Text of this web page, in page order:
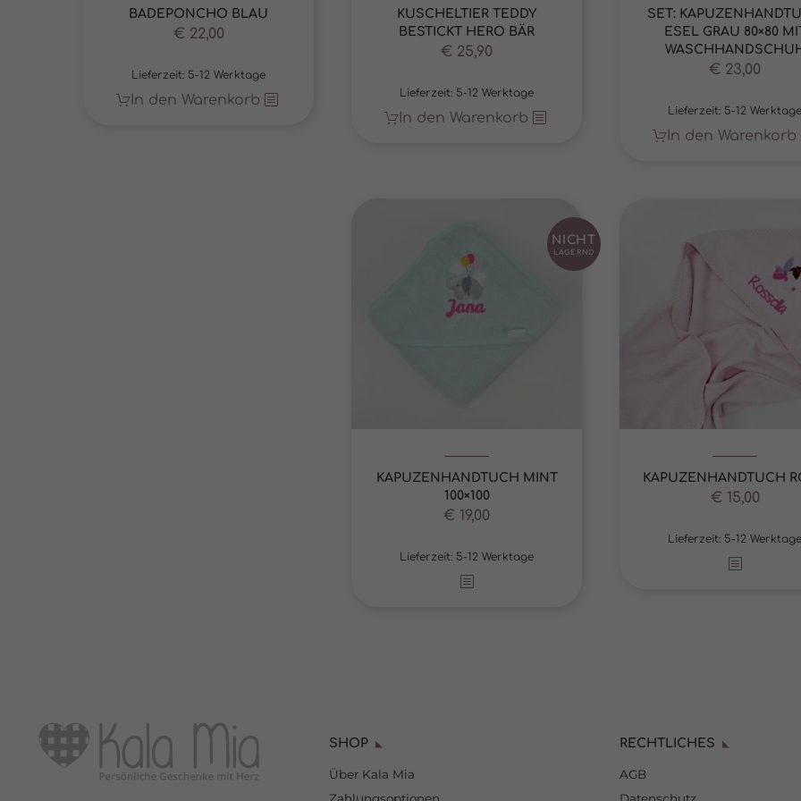
BADEPONCHO BLAU
€ 22,00
Lieferzeit: 5-12 Werktage
In den Warenkorb
KUSCHELTIER TEDDY
BESTICKT HERO BÄR
€ 25,90
Lieferzeit: 5-12 Werktage
In den Warenkorb
SET:
ESEL GRAU 80×80
€ 23,00
Lieferzeit: 5-12 Werktage
In den Warenkorb
NICHT
LAGERND
KAPUZENHANDTUCH MINT
100×100
€ 19,00
Lieferzeit: 5-12 Werktage
KAPUZENHANDTUCH
€ 15,00
Lieferzeit: 5-12 Werktage
SHOP
Über Kala Mia
RECHTLICHES
AGB
Marketing (1)
Marketing-Cookies werden von Drittanbietern oder Publishern verwendet, um
Werbung anzuzeigen. Sie tun dies, indem sie Besucher über Websites hinweg verfolgen.
Cookie-Informationen anzeigen